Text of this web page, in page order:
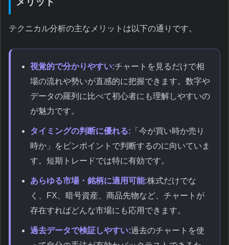
テクニカル分析の主なメリットは以下の通りです。
視覚的で分かりやすい:チャートを見るだけで相
場の流れや勢いが直感的に把握できます。数字や
データの羅列に比べて初心者にも理解しやすいの
が魅力です。
タイミングの判断に優れる: 「今が買い時か売り
時か」をピンポイントで判断するのに向いていま
す。短期トレードでは特に有効です。
あらゆる市場・銘柄に適用可能:株式だけでな
く、FX、暗号資産、商品先物など、チャートが
存在すればどんな市場にも応用できます。
過去データで検証しやすい:過去のチャートを使